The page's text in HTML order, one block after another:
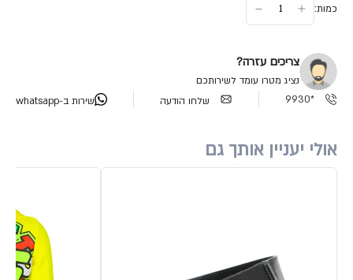
כמות:
צריכים עזרה?
נציג מטרו עומד לשירותכם
*9930
שלחו הודעה שירות ב-whatsapp
אולי יעניין אותך גם